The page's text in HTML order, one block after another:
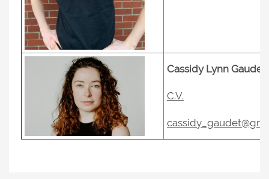
Cassidy Lynn Gaudet
C.V.